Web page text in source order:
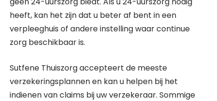
heeft, kan het zijn dat u beter af bent in een
verpleeghuis of andere instelling waar continue
zorg beschikbaar is.
Sutfene Thuiszorg accepteert de meeste
verzekeringsplannen en kan u helpen bij het
indienen van claims bij uw verzekeraar. Sommige